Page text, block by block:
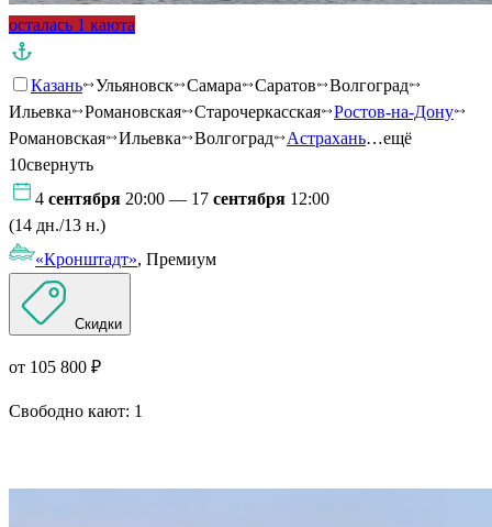
осталась 1 каюта
Казань Ульяновск Самара Саратов
Волгоград
Ильевка
Романовская Старочеркасская
Ростов-на-Дону
Романовская
Ильевка Волгоград Астрахань…ещё
10свернуть
4 сентября 20:00 — 17 сентября 12:00
(14 дн./13 н.)
«Кронштадт», Премиум
Скидки
от 105 800 ₽
Свободно кают: 1